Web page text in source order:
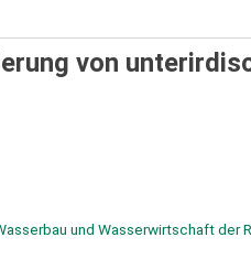
von
und Wasserwirtschaft der